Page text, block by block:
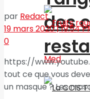
des
par Redact
19 mars 2020 | 19:54
0
https://
tout ce que vous
un masque ? Les